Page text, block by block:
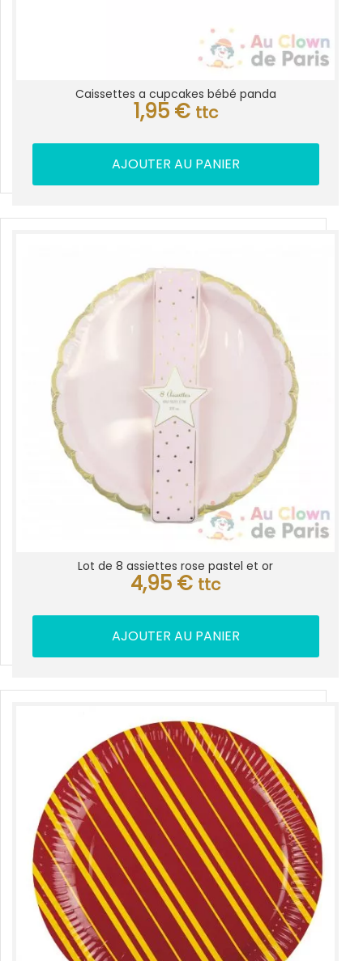
Caissettes a cupcakes bébé panda
1,95 € ttc
AJOUTER AU PANIER
Lot de 8 assiettes rose pastel et or
4,95 € ttc
AJOUTER AU PANIER